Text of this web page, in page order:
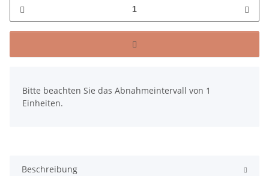
Bitte beachten Sie das Abnahmeintervall von 1
Einheiten.
Beschreibung